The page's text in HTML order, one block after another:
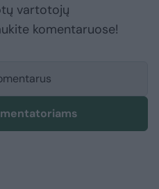
vartotojų
komentaruose!